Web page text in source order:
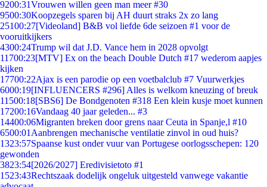
9200:31Vrouwen willen geen man meer #30
9500:30Koopzegels sparen bij AH duurt straks 2x zo lang
25100:27[Videoland] B&B vol liefde 6de seizoen #1 voor de
vooruitkijkers
4300:24Trump wil dat J.D. Vance hem in 2028 opvolgt
11700:23[MTV] Ex on the beach Double Dutch #17 wederom aapjes
kijken
17700:22Ajax is een parodie op een voetbalclub #7 Vuurwerkjes
6000:19[INFLUENCERS #296] Alles is welkom kneuzing of breuk
11500:18[SBS6] De Bondgenoten #318 Een klein kusje moet kunnen
17200:16Vandaag 40 jaar geleden... #3
14400:06Migranten breken door grens naar Ceuta in Spanje,l #10
6500:01 Aanbrengen mechanische ventilatie zinvol in oud huis?
1323:57Spaanse kust onder vuur van Portugese oorlogsschepen: 120
gewonden
3823:54[2026/2027] Eredivisietoto #1
1523:43Rechtszaak dodelijk ongeluk uitgesteld vanwege vakantie